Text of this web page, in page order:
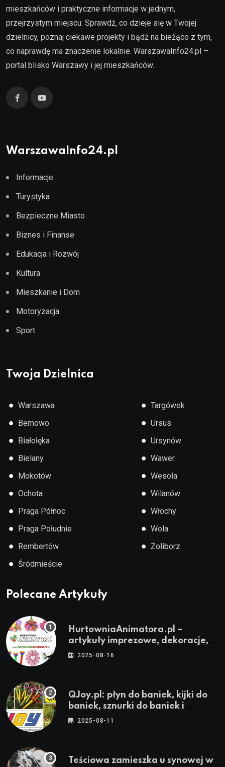
mieszkańców i praktyczne informacje w jednym,
przejrzystym miejscu. Sprawdź, co dzieje się w Twojej
dzielnicy, poznaj ciekawe projekty i bądź na bieżąco z tym,
co naprawdę ma znaczenie lokalnie. WarszawaInfo24.pl –
portal blisko Warszawy i jej mieszkańców.
WarszawaInfo24.pl
Informacje
Turystyka
Bezpieczne Miasto
Biznes i Finanse
Edukacja i Rozwój
Kultura
Mieszkanie i Dom
Motoryzacja
Sport
Twoja Dzielnica
● Warszawa
● Bemowo
● Białołęka
● Bielany
● Mokotów
● Ochota
● Praga Północ
● Praga Południe
● Rembertów
● Śródmieście
● Targówek
● Ursus
● Ursynów
● Wawer
● Wesoła
● Wilanów
● Włochy
● Wola
● Żoliborz
Polecane Artykuły
HurtowniaAnimatora.pl –
artykuły imprezowe, dekoracje,
stroje i akcesoria dla animatorów
2025-08-16
QJoy.pl: płyn do baniek, kijki do
baniek, sznurki do baniek i
zestawy do baniek
2025-08-11
Teściowa zamieszka u synowej w